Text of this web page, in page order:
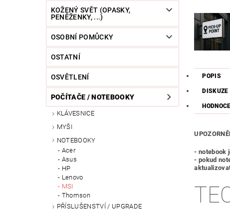
KOŽENÝ SVĚT (OPASKY,
PENĚŽENKY, ...)
OSOBNÍ POMŮCKY
OSTATNÍ
OSVĚTLENÍ
POČÍTAČE / NOTEBOOKY
KLÁVESNICE
MYŠI
NOTEBOOKY
Acer
Asus
HP
Lenovo
MSI
Thomson
PŘÍSLUŠENSTVÍ / UPGRADE
POPIS
DISKUZE
- notebook
- pokud